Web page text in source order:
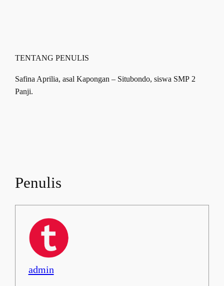
TENTANG PENULIS
Safina Aprilia, asal Kapongan – Situbondo, siswa SMP 2
Panji.
Penulis
admin